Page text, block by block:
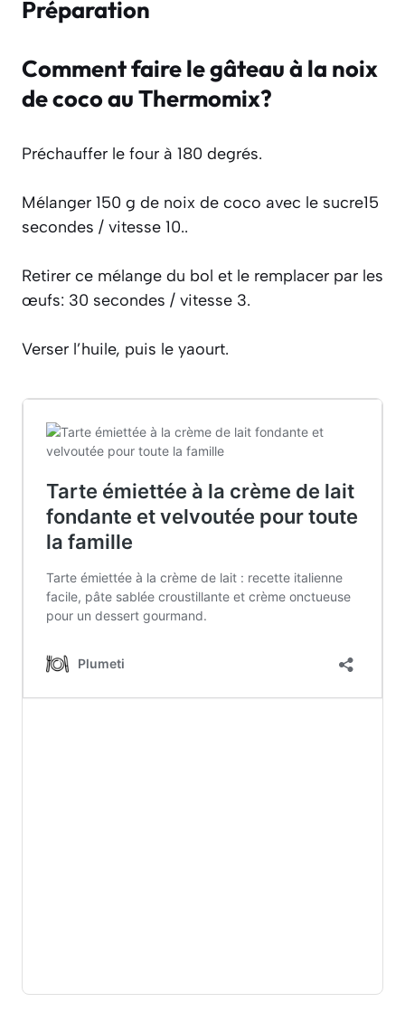
Préparation
Comment faire le gâteau à la noix
de coco au Thermomix?
Préchauffer le four à 180 degrés.
Mélanger 150 g de noix de coco avec le sucre15
secondes / vitesse 10..
Retirer ce mélange du bol et le remplacer par les
œufs: 30 secondes / vitesse 3.
Verser l’huile, puis le yaourt.